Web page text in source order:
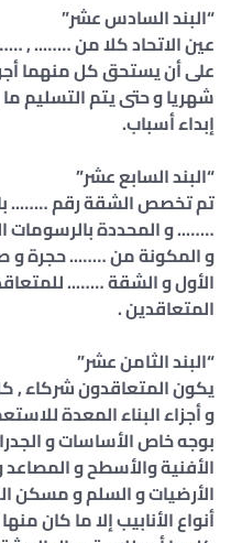
“البند السادس عشر”
عين الاتحاد كلا من …….. ,
على أن يستحق كل منهما
شهريا و حتى يتم التسليم ما
إبداء أسباب.
“البند السابع عشر”
تم تخصص الشقة رقم ……..
…….. و المحددة بالرسومات
و المكونة من …….. حجرة و
الأول و الشقة ……..
المتعاقدين .
“البند الثامن عشر”
يكون المتعاقدون شركاء ,
و أجزاء البناء المعدة
بوجه خاص الأساسات و
الأفنية والأسطح و المصاعد
الأرضيات و السلم و مسكن
أنواع الأنابيب إلا ما كان